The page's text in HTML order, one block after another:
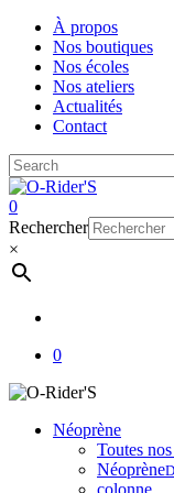
Skip
main
content
À propos
Nos boutiques
Nos écoles
Nos ateliers
Actualités
Contact
Close
Search
account
0
Menu
Rechercher
×
0
Néoprène
Toutes
Néoprène
colonne